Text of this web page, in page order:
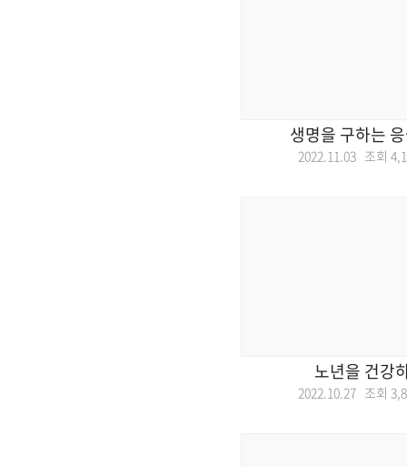
생명을 구하는
2022.11.03 조회
노년을 건강
2022.10.27 조회